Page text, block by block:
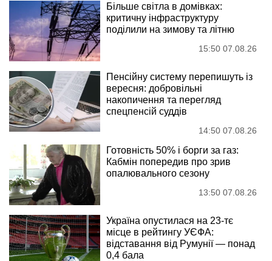
Більше світла в домівках:
критичну інфраструктуру
поділили на зимову та літню
15:50 07.08.26
Пенсійну систему перепишуть із
вересня: добровільні
накопичення та перегляд
спецпенсій суддів
14:50 07.08.26
Готовність 50% і борги за газ:
Кабмін попередив про зрив
опалювального сезону
13:50 07.08.26
Україна опустилася на 23-тє
місце в рейтингу УЄФА:
відставання від Румунії — понад
0,4 бала